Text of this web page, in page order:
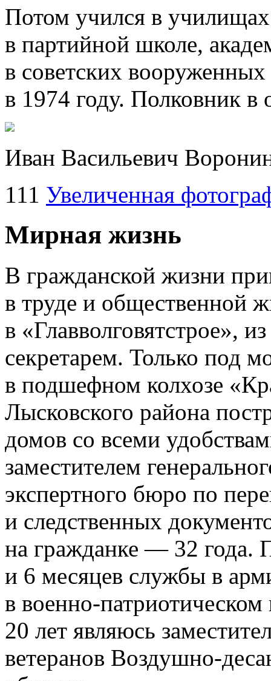
Потом учился в
в партийной школе,
в советских
в 1974 году. Полковник в
Иван Васильевич
111 Увеличенная
Мирная жизнь
В гражданской жизни
в труде и общественной
в «Главволговятстрое»,
секретарем. Только под
в подшефном колхозе
Лысковского района
домов со всеми
заместителем
экспертного бюро по
и следственных
на гражданке — 32 года.
и 6 месяцев службы в
в военно-
20 лет являюсь
ветеранов Воздушно-